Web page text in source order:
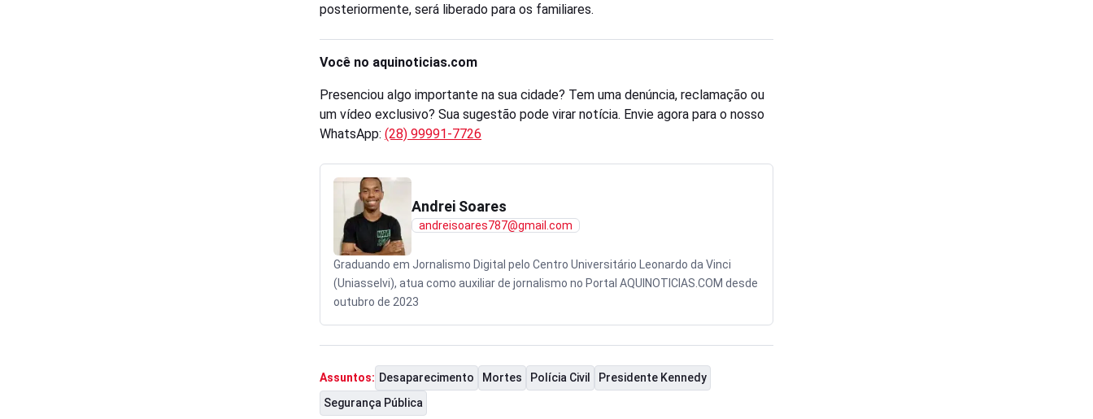
posteriormente, será liberado para os familiares.
Você no aquinoticias.com
Presenciou algo importante na sua cidade? Tem uma denúncia, reclamação ou
um vídeo exclusivo? Sua sugestão pode virar notícia. Envie agora para o nosso
WhatsApp: (28) 99991-7726
Andrei Soares
andreisoares787@gmail.com
Graduando em Jornalismo Digital pelo Centro Universitário Leonardo da Vinci
(Uniasselvi), atua como auxiliar de jornalismo no Portal AQUINOTICIAS.COM desde
outubro de 2023
Assuntos: Desaparecimento Mortes Polícia Civil
Presidente Kennedy
Segurança Pública